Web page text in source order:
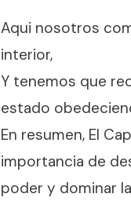
Aqui nosotros
interior,
Y tenemos que
estado
En resumen, El
importancia de
poder y dominar